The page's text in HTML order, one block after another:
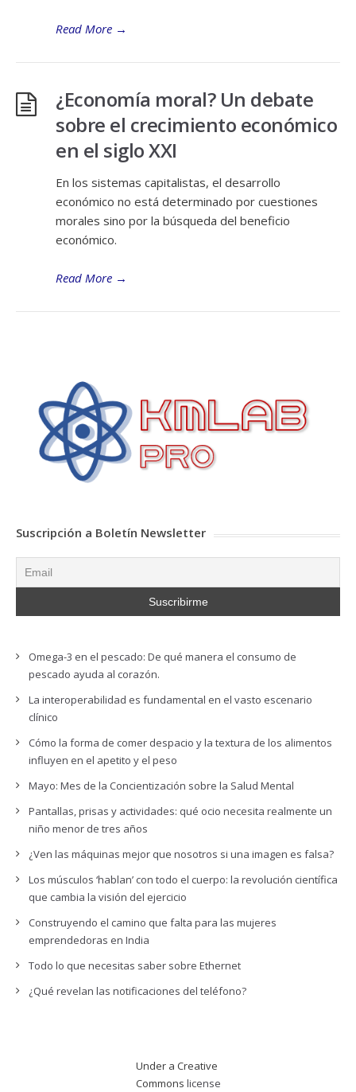
Read More →
¿Economía moral? Un debate
sobre el crecimiento económico
en el siglo XXI
En los sistemas capitalistas, el desarrollo
económico no está determinado por cuestiones
morales sino por la búsqueda del beneficio
económico.
Read More →
Suscripción a Boletín Newsletter
Omega-3 en el pescado: De qué manera el consumo de
pescado ayuda al corazón.
La interoperabilidad es fundamental en el vasto escenario
clínico
Cómo la forma de comer despacio y la textura de los alimentos
influyen en el apetito y el peso
Mayo: Mes de la Concientización sobre la Salud Mental
Pantallas, prisas y actividades: qué ocio necesita realmente un
niño menor de tres años
¿Ven las máquinas mejor que nosotros si una imagen es falsa?
Los músculos ‘hablan’ con todo el cuerpo: la revolución científica
que cambia la visión del ejercicio
Construyendo el camino que falta para las mujeres
emprendedoras en India
Todo lo que necesitas saber sobre Ethernet
¿Qué revelan las notificaciones del teléfono?
Under a Creative
Commons license